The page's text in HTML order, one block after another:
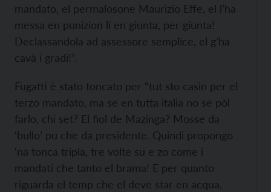
mandato, el permalosone Maurizio Effe, el l’ha
messa en punizion li en giunta, per giunta!
Declassandola ad assessore semplice, el g’ha
cavà i gradi!”.
Fugatti è stato toncato per “tut sto casìn per el
terzo mandato, ma se en tutta italia no se pòl
farlo, chi set? El fiol de Mazinga? Mosse da
‘bullo’ pu che da presidente. Quindi propongo
‘na tonca tripla, tre volte su e zo come i
mandati che tanto el brama! E per quanto
riguarda el temp che el deve star en acqua,